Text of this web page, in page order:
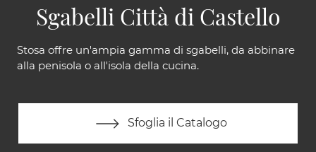
Sgabelli Città di Castello
Stosa offre un'ampia gamma di sgabelli, da abbinare
alla penisola o all'isola della cucina.
Sfoglia il Catalogo